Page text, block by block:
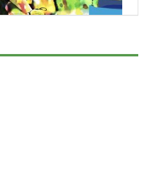
di Tiziano Pesce al CN Uisp